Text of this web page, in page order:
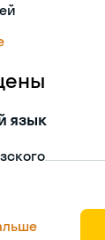
язык